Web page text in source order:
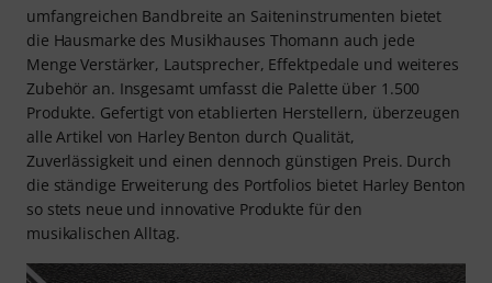
umfangreichen Bandbreite an Saiteninstrumenten bietet
die Hausmarke des Musikhauses Thomann auch jede
Menge Verstärker, Lautsprecher, Effektpedale und weiteres
Zubehör an. Insgesamt umfasst die Palette über 1.500
Produkte. Gefertigt von etablierten Herstellern, überzeugen
alle Artikel von Harley Benton durch Qualität,
Zuverlässigkeit und einen dennoch günstigen Preis. Durch
die ständige Erweiterung des Portfolios bietet Harley Benton
so stets neue und innovative Produkte für den
musikalischen Alltag.